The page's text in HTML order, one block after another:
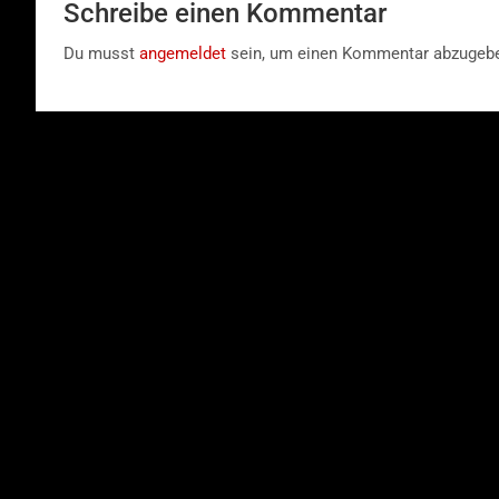
Schreibe einen Kommentar
Du musst angemeldet sein, um einen Kommentar